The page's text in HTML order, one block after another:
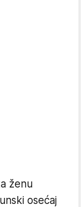
ženu
osećaj